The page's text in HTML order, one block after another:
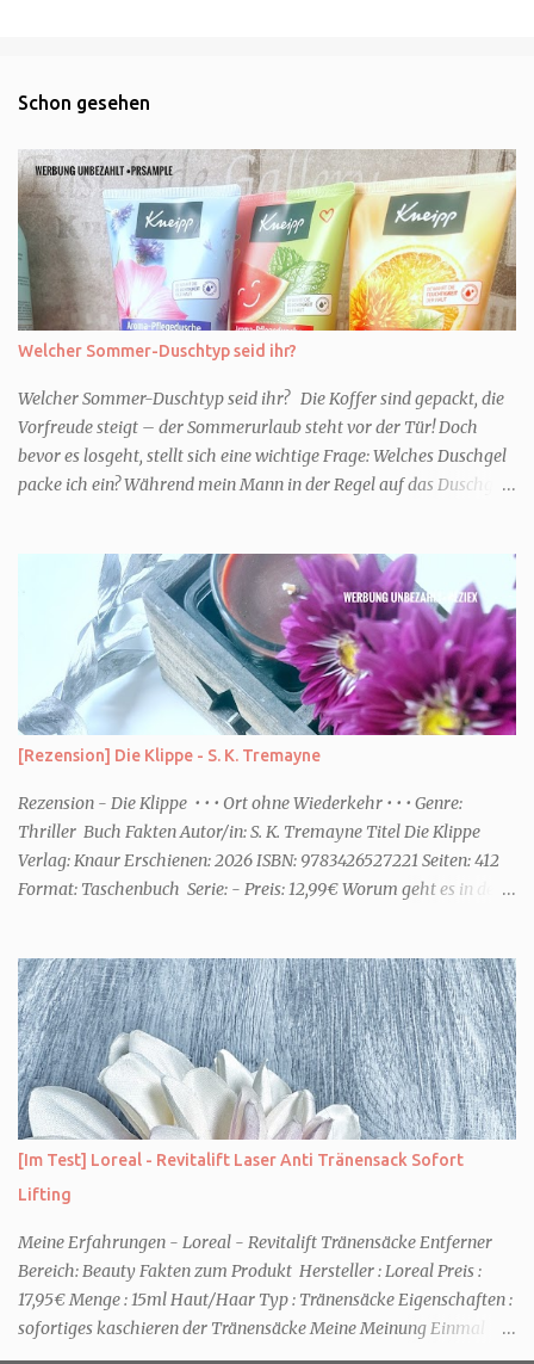
Schon gesehen
Welcher Sommer-Duschtyp seid ihr?
Welcher Sommer-Duschtyp seid ihr? Die Koffer sind gepackt, die
Vorfreude steigt – der Sommerurlaub steht vor der Tür! Doch
bevor es losgeht, stellt sich eine wichtige Frage: Welches Duschgel
packe ich ein? Während mein Mann in der Regel auf das Duschgel
Urlaub Entspannung und Wellness. Falls ihr ähnlich denkt, lasst
uns doch herausfinden, welcher Duschtyp ihr seid. TYP
GENIESSER Egal, ob Strand oder Städtetrip - für euch gehört
gutes Essen, ein guter Wein oder Cocktail, vielleicht ein gutes Buch
dazu. Ihr liebt es Sonnenuntergänge zu beobachten und genießt
einfach jeden Moment. Dann seid ihr wie ich der Typ Genießer.
Hier empfehle ich tatsächlich Düfte die zur Jahreszeit passen, weil
ihr dann bessere entspannen könnt. Zum Beispiel ein Duschgel mit
einem frisch-fruchtigen Duft, wie die Kneipp Aroma-Pflegedusche
“ Sommer Flirt ...
[Rezension] Die Klippe - S. K. Tremayne
Rezension - Die Klippe • • • Ort ohne Wiederkehr • • • Genre:
Thriller Buch Fakten Autor/in: S. K. Tremayne Titel Die Klippe
Verlag: Knaur Erschienen: 2026 ISBN: 9783426527221 Seiten: 412
Format: Taschenbuch Serie: - Preis: 12,99€ Worum geht es in dem
was wirklich passierte, denn beide Kinder beschuldigen sich
gegenseitig. Sie zieht in das Haus und muss schon bald erkennen,
dass viel mehr dahintersteckt. Meine Leseeindrücke Die Klippe -
ist ein Thriller, bei dem ich mich direkt fragte: Gehen den Verlagen
die Titel aus? Erst vor wenigen Wochen las ich einen anderen
Thriller mit dem gleichen Titel. Tatsächlich sind sie sehr
unterschiedlich, haben aber noch eine Gemeinsamkeit. Sie haben
mich leider nicht überzeu...
[Im Test] Loreal - Revitalift Laser Anti Tränensack Sofort
Lifting
Meine Erfahrungen - Loreal - Revitalift Tränensäcke Entferner
Bereich: Beauty Fakten zum Produkt Hersteller : Loreal Preis :
17,95€ Menge : 15ml Haut/Haar Typ : Tränensäcke Eigenschaften :
sofortiges kaschieren der Tränensäcke Meine Meinung Einmal
und nie wieder. Das ist mein Fazit nach einer Anwendung. Aber der